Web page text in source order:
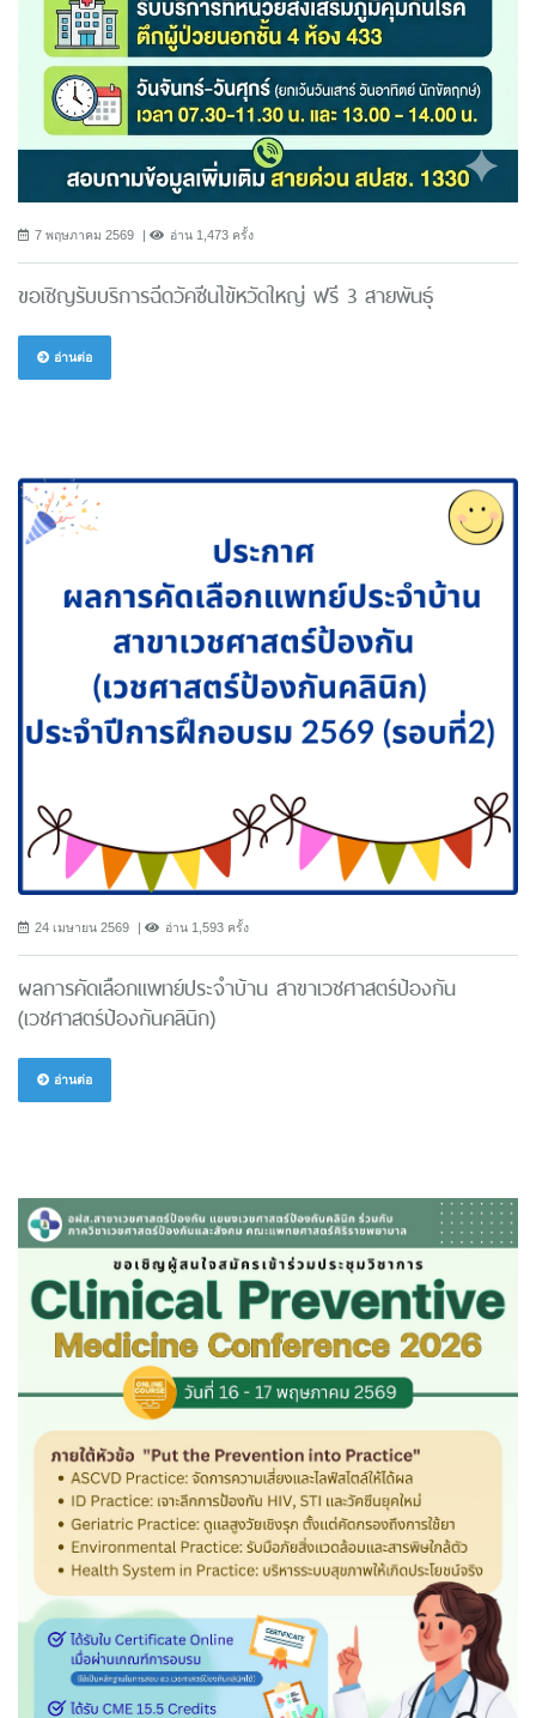
7 พฤษภาคม 2569 อ่าน 1,473 ครั้ง
ขอเชิญรับบริการฉีดวัคซีนไข้หวัดใหญ่ ฟรี 3 สายพันธ์ุ
อ่านต่อ
24 เมษายน 2569 อ่าน 1,593 ครั้ง
ผลการคัดเลือกแพทย์ประจำบ้าน สาขาเวชศาสตร์ป้องกัน
(เวชศาสตร์ป้องกันคลินิก)
อ่านต่อ